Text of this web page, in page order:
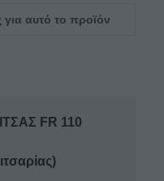
NORTH
αυτό το προϊόν
FR 110